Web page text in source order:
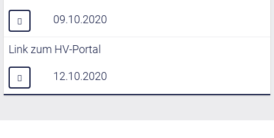
09.10.2020
Link zum HV-Portal
12.10.2020